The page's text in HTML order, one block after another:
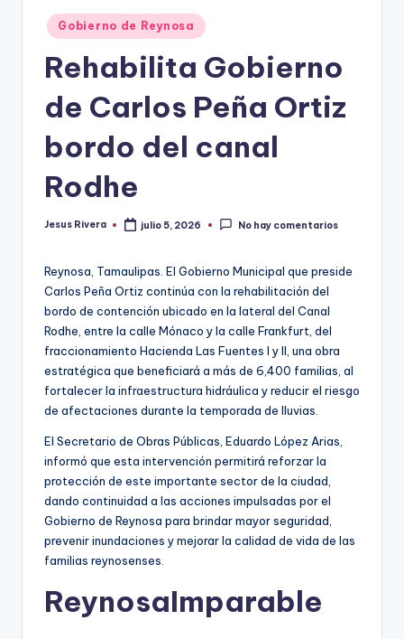
Publicado
en
Gobierno de Reynosa
Rehabilita Gobierno
de Carlos Peña Ortiz
bordo del canal
Rodhe
Publicado
Jesus Rivera julio 5, 2026 No hay comentarios
Reynosa, Tamaulipas. El Gobierno Municipal que preside
Carlos Peña Ortiz continúa con la rehabilitación del
bordo de contención ubicado en la lateral del Canal
Rodhe, entre la calle Mónaco y la calle Frankfurt, del
fraccionamiento Hacienda Las Fuentes I y II, una obra
estratégica que beneficiará a más de 6,400 familias, al
fortalecer la infraestructura hidráulica y reducir el riesgo
de afectaciones durante la temporada de lluvias.
El Secretario de Obras Públicas, Eduardo López Arias,
informó que esta intervención permitirá reforzar la
protección de este importante sector de la ciudad,
dando continuidad a las acciones impulsadas por el
Gobierno de Reynosa para brindar mayor seguridad,
prevenir inundaciones y mejorar la calidad de vida de las
familias reynosenses.
ReynosaImparable